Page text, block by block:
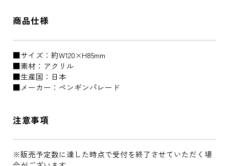
商品仕様
■サイズ：約W120×H85mm
■素材：アクリル
■生産国：日本
■メーカー：ペンギンパレード
注意事項
※販売予定数に達した時点で受付を終了させていただく場